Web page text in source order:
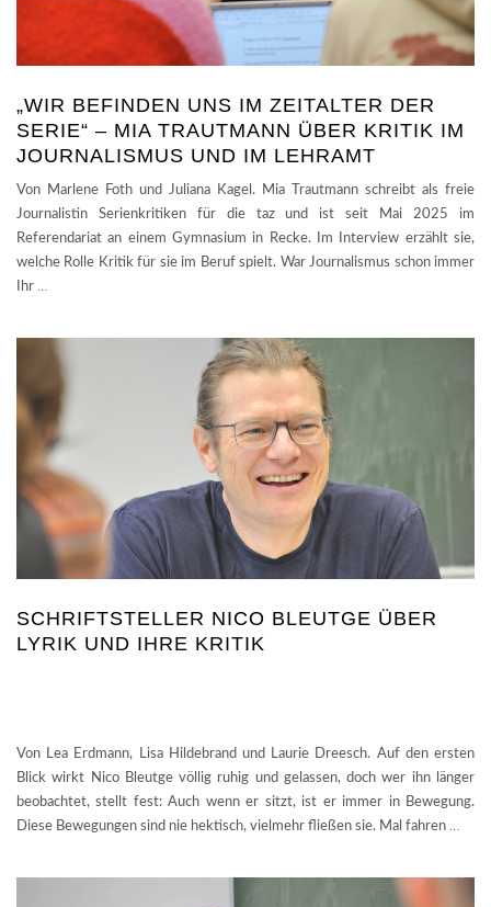
„WIR BEFINDEN UNS IM ZEITALTER DER
SERIE“ – MIA TRAUTMANN ÜBER KRITIK IM
JOURNALISMUS UND IM LEHRAMT
Von Marlene Foth und Juliana Kagel. Mia Trautmann schreibt als freie
Journalistin Serienkritiken für die taz und ist seit Mai 2025 im
Referendariat an einem Gymnasium in Recke. Im Interview erzählt sie,
welche Rolle Kritik für sie im Beruf spielt. War Journalismus schon immer
Ihr …
SCHRIFTSTELLER NICO BLEUTGE ÜBER
LYRIK UND IHRE KRITIK
Von Lea Erdmann, Lisa Hildebrand und Laurie Dreesch. Auf den ersten
Blick wirkt Nico Bleutge völlig ruhig und gelassen, doch wer ihn länger
beobachtet, stellt fest: Auch wenn er sitzt, ist er immer in Bewegung.
Diese Bewegungen sind nie hektisch, vielmehr fließen sie. Mal fahren …